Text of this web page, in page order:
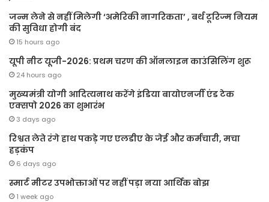
जन्म लेने से नहीं मिलेगी ‘अमेरिकी नागरिकता’ , बर्थ टूरिज्म नियम
की सुविधा होगी बंद
15 hours ago
यूपी नीट यूजी-2026: प्रथम चरण की ऑनलाइन काउंसिलिंग शुरू
24 hours ago
मुख्यमंत्री योगी आदित्यनाथ करेंगे इंडिया बायोएनर्जी एंड टेक
एक्सपो 2026 का शुभारंभ
3 days ago
रिश्वत लेते रंगे हाथ पकड़े गए एलडीए के जेई और कर्मचारी, मचा
हड़कंप
6 days ago
स्मार्ट मीटर उपभोक्ताओं पर नहीं पड़ा नया आर्थिक बोझ
1 week ago